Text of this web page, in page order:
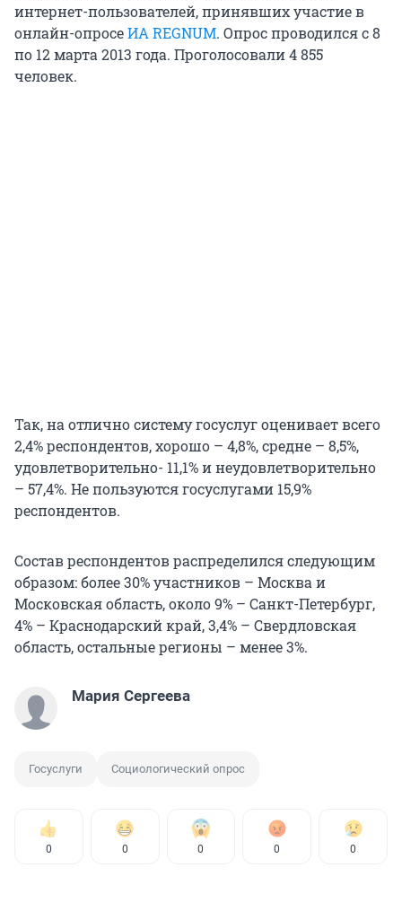
интернет-пользователей, принявших участие в
онлайн-опросеИА REGNUM. Опрос проводился с 8
по 12 марта 2013 года. Проголосовали 4 855
человек.
Так, на отлично систему госуслуг оценивает всего
2,4% респондентов, хорошо – 4,8%, средне – 8,5%,
удовлетворительно- 11,1% и неудовлетворительно
– 57,4%. Не пользуются госуслугами 15,9%
респондентов.
Состав респондентов распределился следующим
образом: более 30% участников – Москва и
Московская область, около 9% – Санкт-Петербург,
4% – Краснодарский край, 3,4% – Свердловская
область, остальные регионы – менее 3%.
Мария Сергеева
Госуслуги Социологический опрос
0 0 0 0 0